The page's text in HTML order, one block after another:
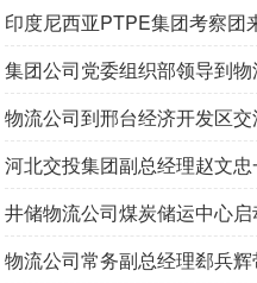
印度尼西亚PTPE集团考察团
物流公司到邢台经济开发区
井储物流公司煤炭储运中心